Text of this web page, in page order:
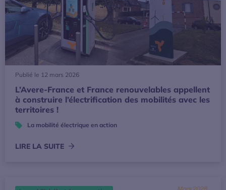
Publié le 12 mars 2026
L’Avere-France et France renouvelables appellent
à construire l’électrification des mobilités avec les
territoires !
La mobilité électrique en action
LIRE LA SUITE